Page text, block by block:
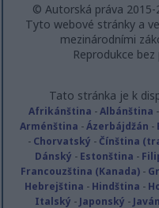
© Autorská práva 2015-
Tyto webové stránky a
mezinárodními
Reprodukce
Tato stránka je k
Afrikánština -Albánština -
Arménština -Ázerbájdžán -
- Chorvatský - Čínština
Dánský - Estonština -
Francouzština (Kanada)-
Hebrejština - Hindština -
Italský - Japonský -